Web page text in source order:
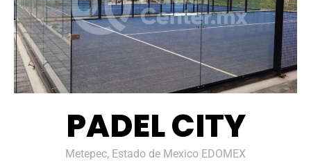
PADEL CITY
Metepec, Estado de Mexico EDOMEX